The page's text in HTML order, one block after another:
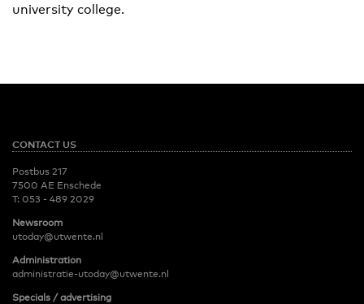
university college.
CONTACT US
Postbus 217
7500 AE Enschede
T: 053 - 489 2029
Newsroom
utoday@utwente.nl
Administration
administratie-utoday@utwente.nl
Specials / advertising